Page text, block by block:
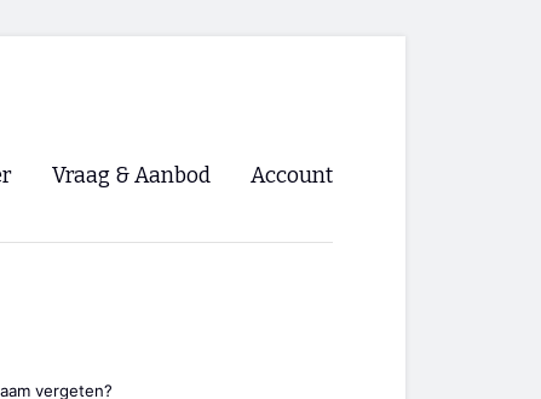
Vraag & Aanbod Account
vergeten?